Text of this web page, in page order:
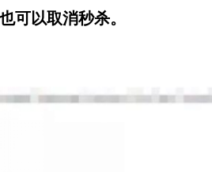
可以取消秒杀。